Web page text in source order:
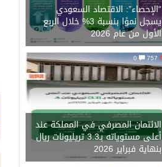
“الإحصاء”: الاقتصاد السعودي
يسجل نموًا بنسبة 3% خلال الربع
الأول من عام 2026
757
0
الائتمان المصرفي في المملكة عند
أعلى مستوياته بـ3.3 تريليونات ريال
بنهاية فبراير 2026